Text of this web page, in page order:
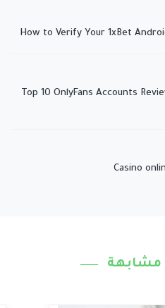
How to Verify Your 1xBet
Top 10 OnlyFans Accounts
Casino
مشابهة